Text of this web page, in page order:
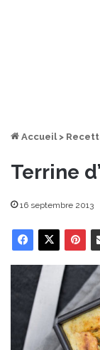
Accueil >
Terrine
16 septembre 2013